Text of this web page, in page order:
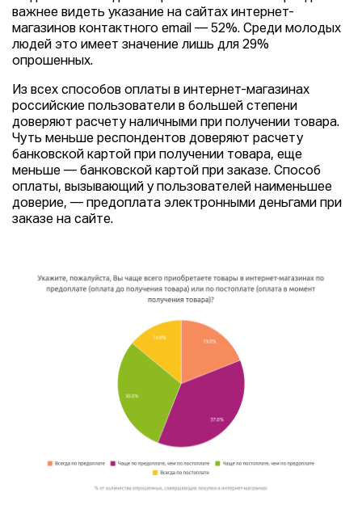
важнее видеть указание на сайтах интернет-
магазинов контактного email — 52%. Среди молодых
людей это имеет значение лишь для 29%
опрошенных.
Из всех способов оплаты в интернет-магазинах
российские пользователи в большей степени
доверяют расчету наличными при получении товара.
Чуть меньше респондентов доверяют расчету
банковской картой при получении товара, еще
меньше — банковской картой при заказе. Способ
оплаты, вызывающий у пользователей наименьшее
доверие, — предоплата электронными деньгами при
заказе на сайте.